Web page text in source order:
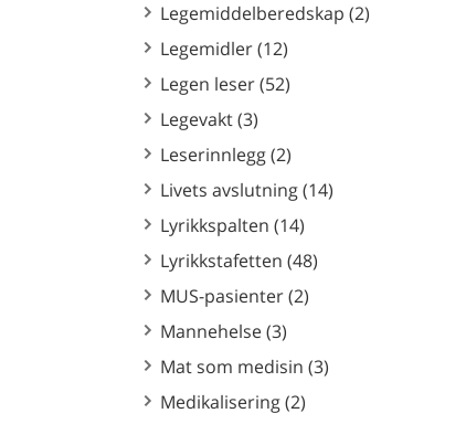
Legemiddelberedskap (2)
Legemidler (12)
Legen leser (52)
Legevakt (3)
Leserinnlegg (2)
Livets avslutning (14)
Lyrikkspalten (14)
Lyrikkstafetten (48)
MUS-pasienter (2)
Mannehelse (3)
Mat som medisin (3)
Medikalisering (2)